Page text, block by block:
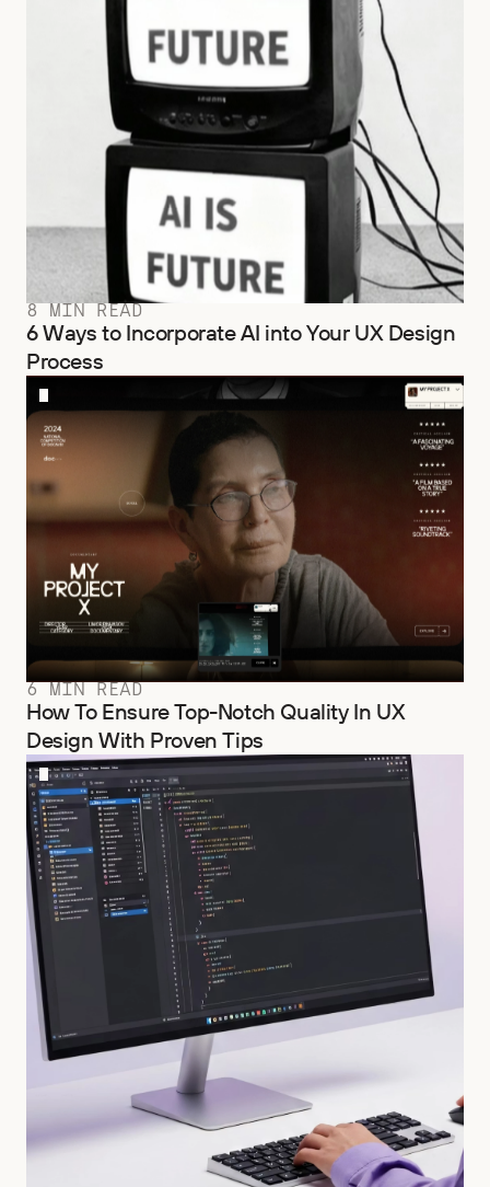
8 MIN READ
6 Ways to Incorporate AI into Your UX Design
Process
6 MIN READ
How To Ensure Top-Notch Quality In UX
Design With Proven Tips